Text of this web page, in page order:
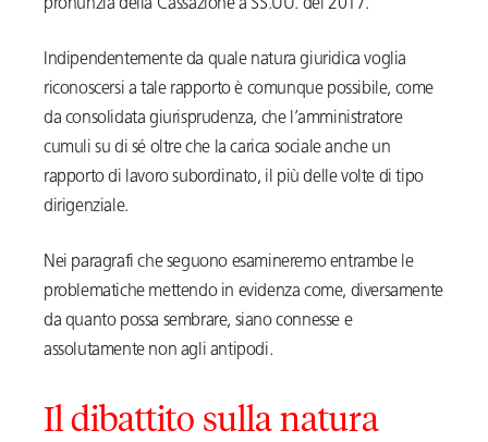
pronunzia della Cassazione a SS.UU. del 2017.
Indipendentemente da quale natura giuridica voglia
riconoscersi a tale rapporto è comunque possibile, come
da consolidata giurisprudenza, che l’amministratore
cumuli su di sé oltre che la carica sociale anche un
rapporto di lavoro subordinato, il più delle volte di tipo
dirigenziale.
Nei paragrafi che seguono esamineremo entrambe le
problematiche mettendo in evidenza come, diversamente
da quanto possa sembrare, siano connesse e
assolutamente non agli antipodi.
Il dibattito sulla natura